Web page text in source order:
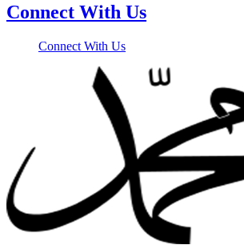
Connect With Us
Connect With Us